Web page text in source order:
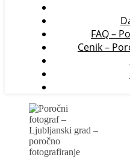
FAQ –
Cenik –